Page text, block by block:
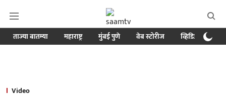
ताज्या बातम्या महाराष्ट्र मुंबई पुणे वेब स्टोरीज व्हिडिओ
Video